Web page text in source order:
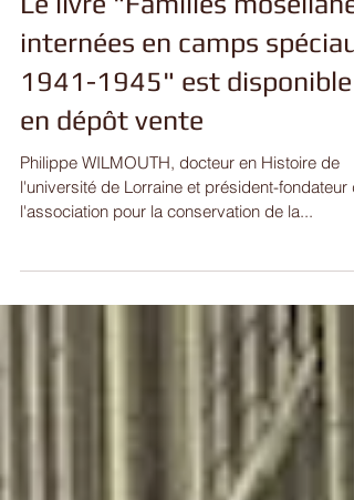
Le livre "Familles
internées en camps
1941-1945" est disponible
en dépôt vente
l'association pour la conservation de la...